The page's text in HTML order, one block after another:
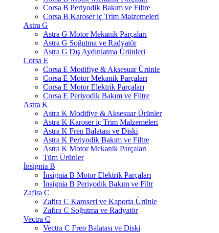
Corsa B Periyodik Bakım ve Filtre
Corsa B Karoser iç Trim Malzemeleri
Astra G
Astra G Motor Mekanik Parçaları
Astra G Soğutma ve Radyatör
Astra G Dış Aydınlatma Ürünleri
Corsa E
Corsa E Modifiye & Aksesuar Ürünle
Corsa E Motor Mekanik Parçaları
Corsa E Motor Elektrik Parçaları
Corsa E Periyodik Bakım ve Filtre
Astra K
Astra K Modifiye & Aksesuar Ürünler
Astra K Karoser iç Trim Malzemeleri
Astra K Fren Balatası ve Diski
Astra K Periyodik Bakım ve Filtre
Astra K Motor Mekanik Parçaları
Tüm Ürünler
İnsignia B
İnsignia B Motor Elektrik Parçaları
İnsignia B Periyodik Bakım ve Filtr
Zafira C
Zafira C Karoseri ve Kaporta Ürünle
Zafira C Soğutma ve Radyatör
Vectra C
Vectra C Fren Balatası ve Diski